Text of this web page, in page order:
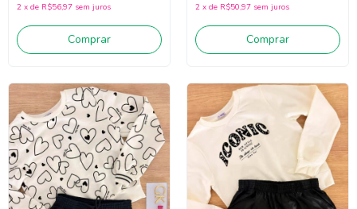
2 x de R$56,97 sem juros
Comprar
2 x de R$50,97 sem juros
Comprar